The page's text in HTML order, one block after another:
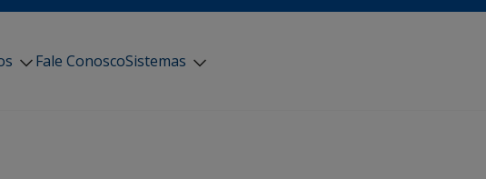
Fale ConoscoSistemas